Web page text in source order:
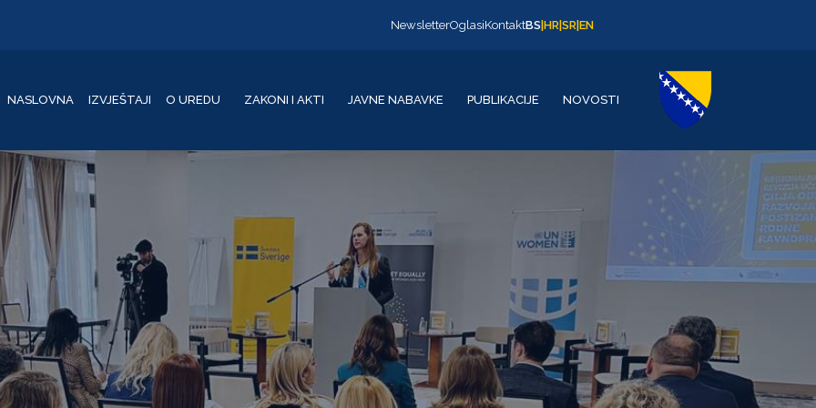
NewsletterOglasiKontaktBS HR SR EN
NASLOVNA IZVJEŠTAJI O UREDU ZAKONI I AKTI JAVNE NABAVKE PUBLIKACIJE NOVOSTI